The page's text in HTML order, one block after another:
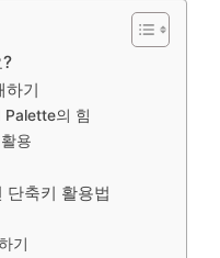
하기
Palette의 힘
용
단축키 활용법
기